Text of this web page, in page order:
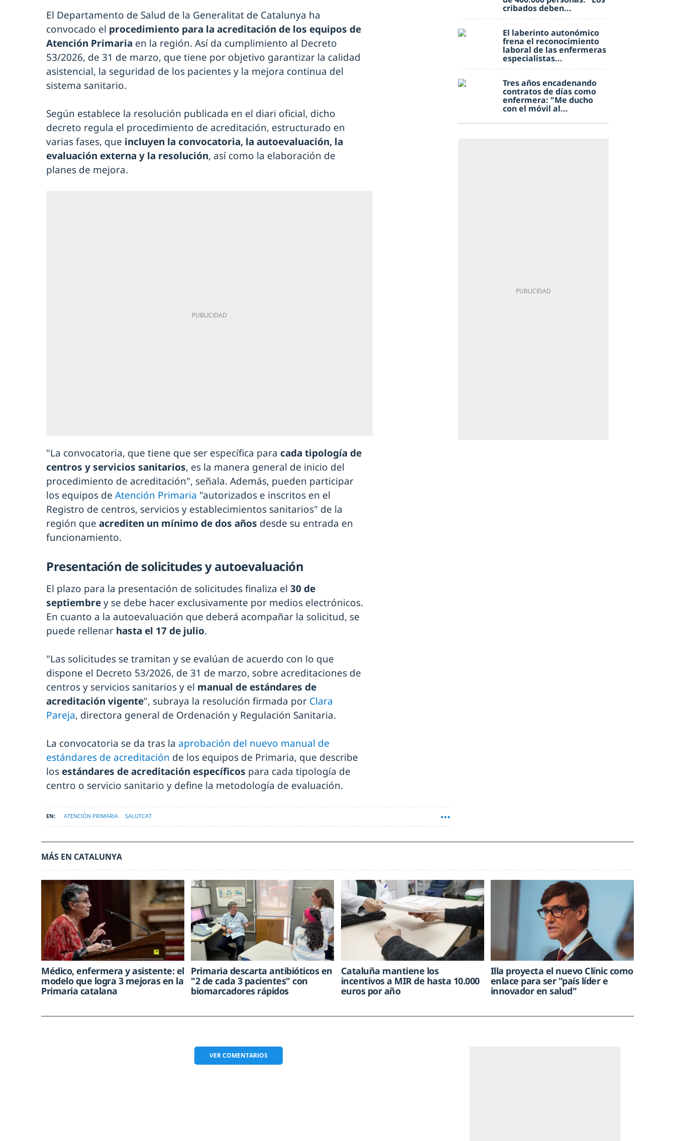
El Departamento de Salud de la Generalitat de Catalunya ha
convocado el procedimiento para la acreditación de los equipos de
Atención Primaria en la región. Así da cumplimiento al Decreto
53/2026, de 31 de marzo, que tiene por objetivo garantizar la calidad
asistencial, la seguridad de los pacientes y la mejora continua del
sistema sanitario.
Según establece la resolución publicada en el diari oficial, dicho
decreto regula el procedimiento de acreditación, estructurado en
varias fases, que incluyen la convocatoria, la autoevaluación, la
evaluación externa y la resolución, así como la elaboración de
planes de mejora.
"La convocatoria, que tiene que ser específica para cada tipología de
centros y servicios sanitarios, es la manera general de inicio del
procedimiento de acreditación", señala. Además, pueden participar
los equipos de Atención Primaria "autorizados e inscritos en el
Registro de centros, servicios y establecimientos sanitarios" de la
región que acrediten un mínimo de dos años desde su entrada en
funcionamiento.
Presentación de solicitudes y autoevaluación
El plazo para la presentación de solicitudes finaliza el 30 de
septiembrey se debe hacer exclusivamente por medios electrónicos.
En cuanto a la autoevaluación que deberá acompañar la solicitud, se
puede rellenar hasta el 17 de julio.
"Las solicitudes se tramitan y se evalúan de acuerdo con lo que
dispone el Decreto 53/2026, de 31 de marzo, sobre acreditaciones de
centros y servicios sanitarios y el manual de estándares de
acreditación vigente", subraya la resolución firmada por Clara
Pareja, directora general de Ordenación y Regulación Sanitaria.
La convocatoria se da tras la aprobación del nuevo manual de
estándares de acreditación de los equipos de Primaria, que describe
los estándares de acreditación específicos para cada tipología de
centro o servicio sanitario y define la metodología de evaluación.
ATENCIÓN PRIMARIA SALUTCAT
cribados deben...
El laberinto autonómico
frena el reconocimiento
laboral de las enfermeras
especialistas...
Tres años encadenando
contratos de días como
enfermera: "Me ducho
con el móvil al...
MÁS EN CATALUNYA
Médico, enfermera y asistente: el
modelo que logra 3 mejoras en la
Primaria catalana
Primaria descarta antibióticos en
"2 de cada 3 pacientes" con
biomarcadores rápidos
Cataluña mantiene los
incentivos a MIR de hasta 10.000
euros por año
Illa proyecta el nuevo Clínic como
enlace para ser "país líder e
innovador en salud"
VERCOMENTARIOS